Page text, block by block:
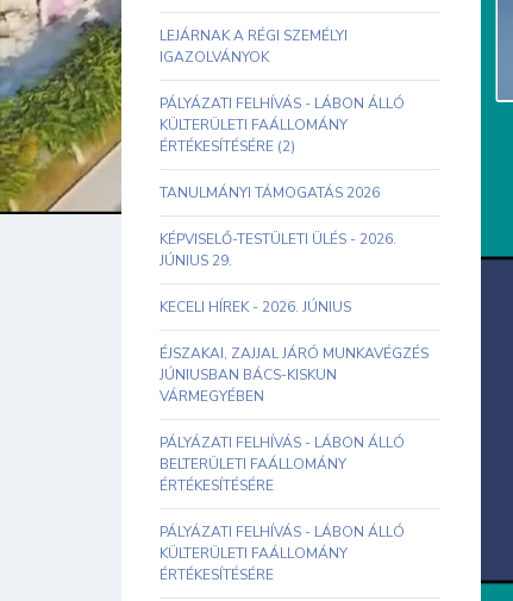
LEJÁRNAK A RÉGI SZEMÉLYI
IGAZOLVÁNYOK
PÁLYÁZATI FELHÍVÁS - LÁBON ÁLLÓ
KÜLTERÜLETI FAÁLLOMÁNY
ÉRTÉKESÍTÉSÉRE (2)
TANULMÁNYI TÁMOGATÁS 2026
KÉPVISELŐ-TESTÜLETI ÜLÉS - 2026.
JÚNIUS 29.
KECELI HÍREK - 2026. JÚNIUS
ÉJSZAKAI, ZAJJAL JÁRÓ MUNKAVÉGZÉS
JÚNIUSBAN BÁCS-KISKUN
VÁRMEGYÉBEN
PÁLYÁZATI FELHÍVÁS - LÁBON ÁLLÓ
BELTERÜLETI FAÁLLOMÁNY
ÉRTÉKESÍTÉSÉRE
PÁLYÁZATI FELHÍVÁS - LÁBON ÁLLÓ
KÜLTERÜLETI FAÁLLOMÁNY
ÉRTÉKESÍTÉSÉRE